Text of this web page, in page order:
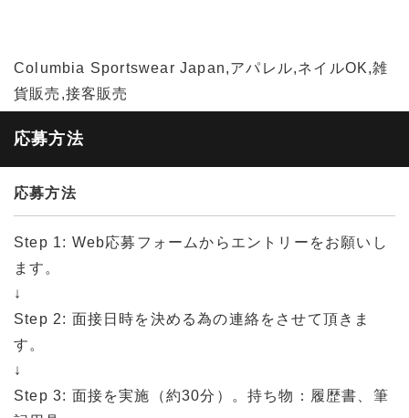
Columbia Sportswear Japan,アパレル,ネイルOK,雑
貨販売,接客販売
応募方法
応募方法
Step 1: Web応募フォームからエントリーをお願いし
ます。
↓
Step 2: 面接日時を決める為の連絡をさせて頂きま
す。
↓
Step 3: 面接を実施（約30分）。持ち物：履歴書、筆